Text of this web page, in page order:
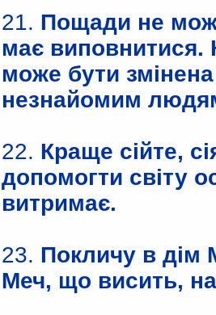
21. Пощади не
має виповнитися.
може бути
незнайомим
22. Краще сійте,
допомогти світу
витримає.
23. Покличу в дім
Меч, що висить,